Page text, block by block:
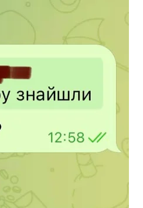
у військовій справі
під лінійку.
розуміти, що на його